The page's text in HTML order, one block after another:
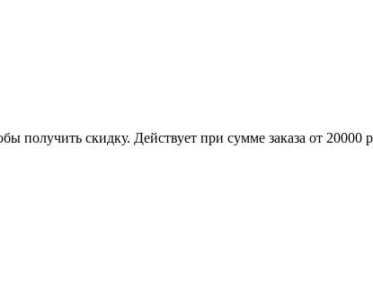
получить скидку. Действует при сумме заказа от 20000